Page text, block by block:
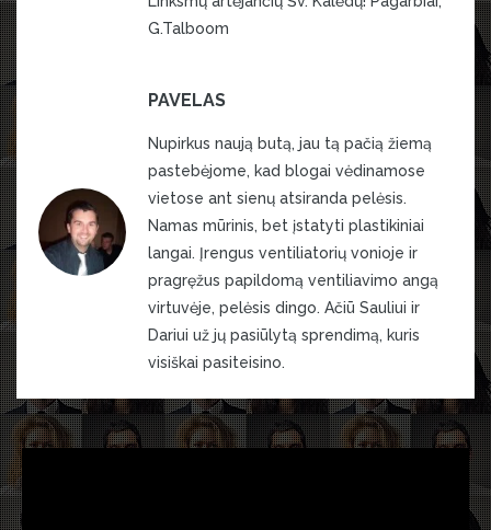
G.Talboom
Nupirkus naują butą, jau tą pačią žiemą
pastebėjome, kad blogai vėdinamose
vietose ant sienų atsiranda pelėsis.
Namas mūrinis, bet įstatyti plastikiniai
langai. Įrengus ventiliatorių vonioje ir
pragręžus papildomą ventiliavimo angą
virtuvėje, pelėsis dingo. Ačiū Sauliui ir
Dariui už jų pasiūlytą sprendimą, kuris
visiškai pasiteisino.
PAVELAS